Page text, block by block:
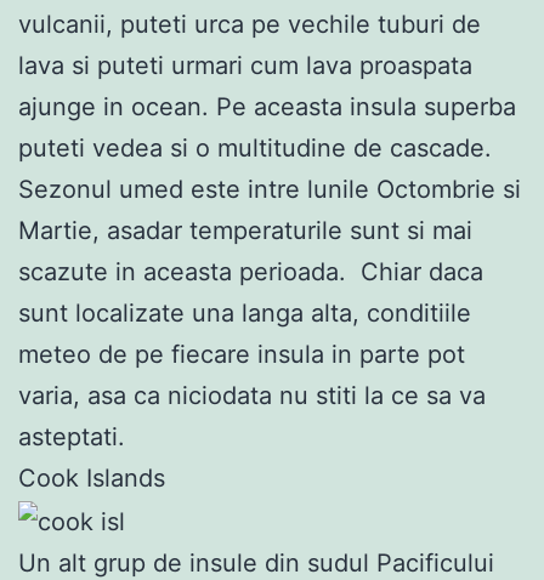
vulcanii, puteti urca pe vechile tuburi de
lava si puteti urmari cum lava proaspata
ajunge in ocean. Pe aceasta insula superba
puteti vedea si o multitudine de cascade.
Sezonul umed este intre lunile Octombrie si
Martie, asadar temperaturile sunt si mai
scazute in aceasta perioada. Chiar daca
sunt localizate una langa alta, conditiile
meteo de pe fiecare insula in parte pot
varia, asa ca niciodata nu stiti la ce sa va
asteptati.
Cook Islands
Un alt grup de insule din sudul Pacificului